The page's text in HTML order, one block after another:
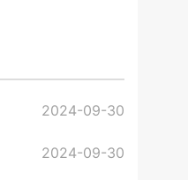
2024-09-30
2024-09-30